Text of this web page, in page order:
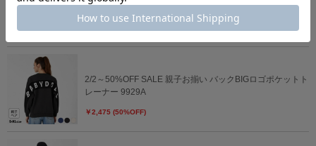
ッグリボン袖トレーナー 1222K
2/2～50%OFF SALE 親子お揃い バックBIGロゴポケットト
レーナー 9929A
￥2,475 (50%OFF)